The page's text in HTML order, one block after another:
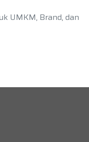
UMKM, Brand, dan